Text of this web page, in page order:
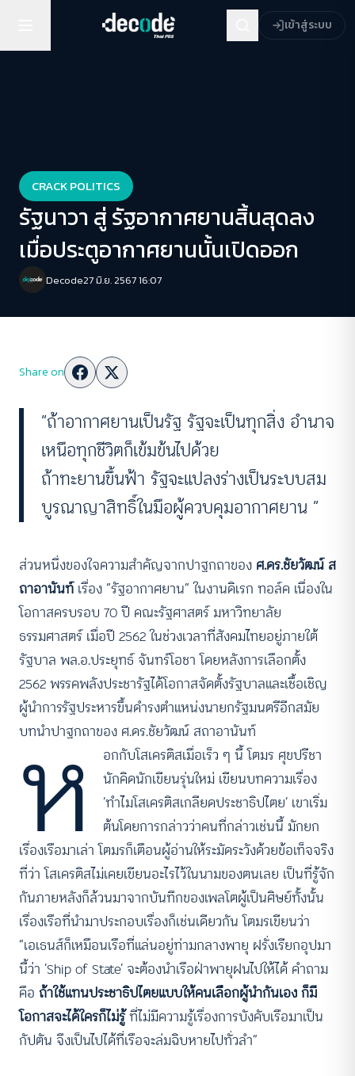
เข้าสู่ระบบ
CRACK POLITICS
รัฐนาวา สู่ รัฐอากาศยานสิ้นสุดลง
เมื่อประตูอากาศยานนั้นเปิดออก
Decode27 มิ.ย. 2567 16:07
Share on
“ถ้าอากาศยานเป็นรัฐ รัฐจะเป็นทุกสิ่ง อำนาจ
เหนือทุกชีวิตก็เข้มข้นไปด้วย
ถ้าทะยานขึ้นฟ้า รัฐจะแปลงร่างเป็นระบบสม
บูรณาญาสิทธิ์ในมือผู้ควบคุมอากาศยาน “
ส่วนหนึ่งของใจความสำคัญจากปาฐกถาของ ศ.ดร.ชัยวัฒน์ ส
ถาอานันท์เรื่อง “รัฐอากาศยาน” ในงานดิเรก ทอล์ค เนื่องใน
โอกาสครบรอบ 70 ปี คณะรัฐศาสตร์ มหาวิทยาลัย
ธรรมศาสตร์ เมื่อปี 2562 ในช่วงเวลาที่สังคมไทยอยู่ภายใต้
รัฐบาล พล.อ.ประยุทธ์ จันทร์โอชา โดยหลังการเลือกตั้ง
2562 พรรคพลังประชารัฐได้โอกาสจัดตั้งรัฐบาลและเชื้อเชิญ
ผู้นำการรัฐประหารขึ้นดำรงตำแหน่งนายกรัฐมนตรีอีกสมัย
บทนำปาฐกถาของ ศ.ดร.ชัยวัฒน์ สถาอานันท์
ห อกกับโสเครติสเมื่อเร็ว ๆ นี้ โตมร ศุขปรีชา
นักคิดนักเขียนรุ่นใหม่ เขียนบทความเรื่อง
‘ทำไมโสเครติสเกลียดประชาธิปไตย’ เขาเริ่ม
ต้นโดยการกล่าวว่าคนที่กล่าวเช่นนี้ มักยก
เรื่องเรือมาเล่า โตมรก็เตือนผู้อ่านให้ระมัดระวังด้วยข้อเท็จจริง
ที่ว่า โสเครติสไม่เคยเขียนอะไรไว้ในนามของตนเลย เป็นที่รู้จัก
กันภายหลังก็ล้วนมาจากบันทึกของเพลโตผู้เป็นศิษย์ทั้งนั้น
เรื่องเรือที่นำมาประกอบเรื่องก็เช่นเดียวกัน โตมรเขียนว่า
“เอเธนส์ก็เหมือนเรือที่แล่นอยู่ท่ามกลางพายุ ฝรั่งเรียกอุปมา
นี้ว่า ‘Ship of State’ จะต้องนำเรือฝ่าพายุฝนไปให้ได้ คำถาม
คือ ถ้าใช้แทนประชาธิปไตยแบบให้คนเลือกผู้นำกันเอง ก็มี
โอกาสจะได้ใครก็ไม่รู้ที่ไม่มีความรู้เรื่องการบังคับเรือมาเป็น
กัปตัน จึงเป็นไปได้ที่เรือจะล่มฉิบหายไปทั่วลำ”